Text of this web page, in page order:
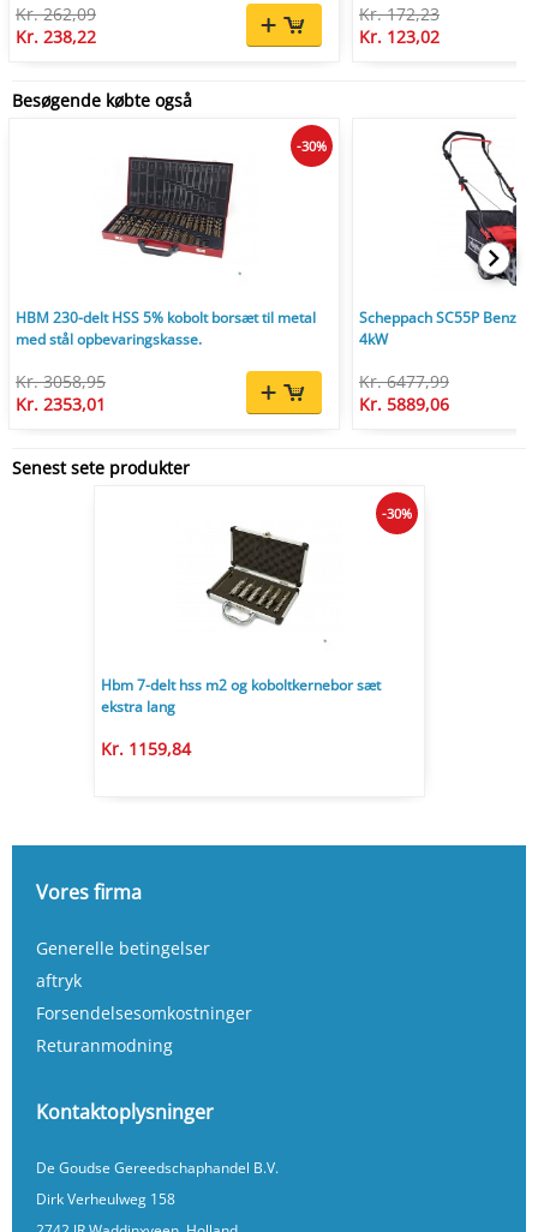
Kr. 262,09
Kr. 238,22
Kr. 172,23
Kr. 123,02
Besøgende købte også
HBM 230-delt HSS 5% kobolt borsæt til metal
med stål opbevaringskasse.
Kr. 3058,95
Kr. 2353,01
-30%
Scheppach SC55P
4kW
Kr. 6477,99
Kr. 5889,06
Senest sete produkter
Hbm 7-delt hss m2 og koboltkernebor sæt
ekstra lang
Kr. 1159,84
-30%
Vores firma
Generelle betingelser
aftryk
Forsendelsesomkostninger
Returanmodning
Kontaktoplysninger
De Goudse Gereedschaphandel B.V.
Dirk Verheulweg 158